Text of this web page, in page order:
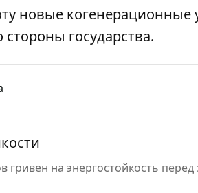
новые когенерационные
государства.
гривен на энергостойкость